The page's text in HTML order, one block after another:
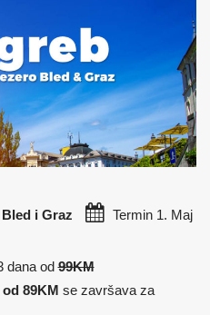
i Graz Termin 1. Maj
dana od 99KM
89KM se završava za